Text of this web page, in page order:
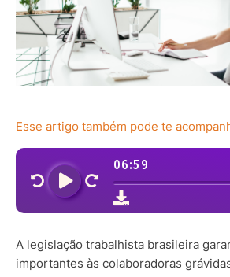
Esse artigo também pode te
A legislação trabalhista brasileira
importantes às colaboradoras